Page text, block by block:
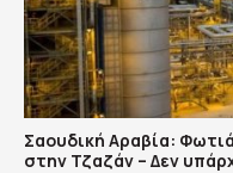
Σαουδική Αραβία:
στην Τζαζάν – Δεν